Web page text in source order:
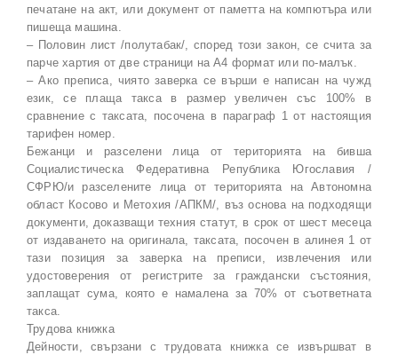
печатане на акт, или документ от паметта на компютъра или
пишеща машина.
– Половин лист /полутабак/, според този закон, се счита за
парче хартия от две страници на A4 формат или по-малък.
– Ако преписа, чиято заверка се върши е написан на чужд
език, се плаща такса в размер увеличен със 100% в
сравнение с таксата, посочена в параграф 1 от настоящия
тарифен номер.
Бежанци и разселени лица от територията на бивша
Социалистическа Федеративна Република Югославия /
СФРЮ/и разселените лица от територията на Автономна
област Косово и Метохия /АПКМ/, въз основа на подходящи
документи, доказващи техния статут, в срок от шест месеца
от издаването на оригинала, таксата, посочен в алинея 1 от
тази позиция за заверка на преписи, извлечения или
удостоверения от регистрите за граждански състояния,
заплащат сума, която е намалена за 70% от съответната
такса.
Трудова книжка
Дейности, свързани с трудовата книжка се извършват в